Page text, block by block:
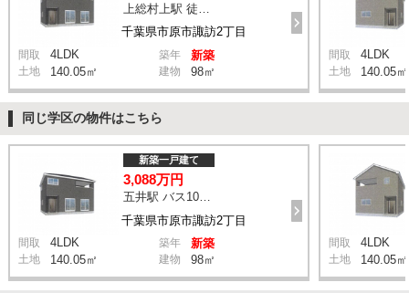
千葉県市原市諏訪2丁目
間取 4LDK 築年 新築
土地 140.05㎡ 建物 98㎡
間取 4LDK
土地 140.05㎡
同じ学区の物件はこちら
千葉県市原市諏訪2丁目
新築一戸建て
3,088万円
五井駅 バス10分 停歩8分
間取 4LDK 築年 新築
土地 140.05㎡ 建物 98㎡
間取 4LDK
土地 140.05㎡